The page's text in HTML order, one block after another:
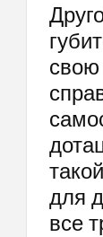
для
все